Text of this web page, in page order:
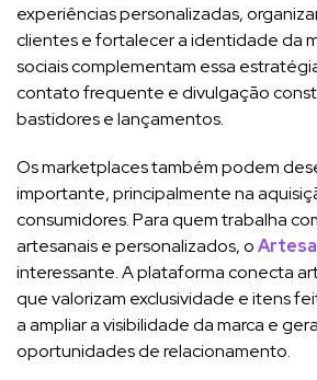
experiências personalizadas,
clientes e fortalecer a identidade da
sociais complementam essa
contato frequente e divulgação
bastidores e lançamentos.
Os marketplaces também podem
importante, principalmente na
consumidores. Para quem trabalha
artesanais e personalizados, o
interessante. A plataforma conecta
que valorizam exclusividade e itens
a ampliar a visibilidade da marca e
oportunidades de relacionamento.